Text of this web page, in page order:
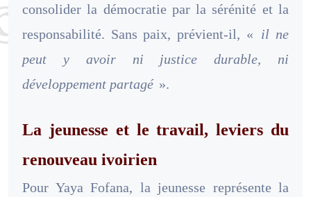
consolider la démocratie par la sérénité et la
responsabilité. Sans paix, prévient-il, « il ne
peut y avoir ni justice durable, ni
développement partagé ».
La jeunesse et le travail, leviers du
renouveau ivoirien
Pour Yaya Fofana, la jeunesse représente la